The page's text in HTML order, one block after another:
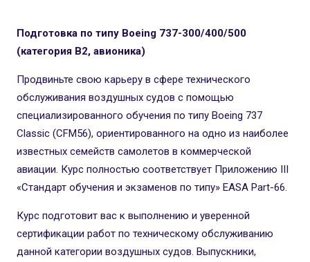
Подготовка по типу Boeing 737-300/400/500
(категория B2, авионика)
Продвиньте свою карьеру в сфере технического
обслуживания воздушных судов с помощью
специализированного обучения по типу Boeing 737
Classic (CFM56), ориентированного на одно из наиболее
известных семейств самолетов в коммерческой
авиации. Курс полностью соответствует Приложению III
«Стандарт обучения и экзаменов по типу» EASA Part-66.
Курс подготовит вас к выполнению и уверенной
сертификации работ по техническому обслуживанию
данной категории воздушных судов. Выпускники,